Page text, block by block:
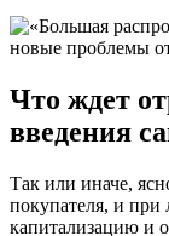
Что ждет
введения
Так или иначе,
покупателя, и при
капитализацию и